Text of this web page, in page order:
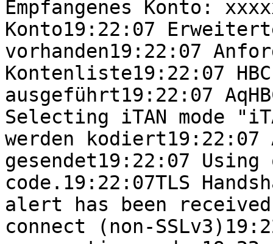
Empfangenes Konto:
Konto19:22:07
vorhanden19:22:07
Kontenliste19:22:07
ausgeführt19:22:07
Selecting iTAN mode
werden kodiert19:22:07
gesendet19:22:07
code.19:22:07TLS
alert has been
connect (non-